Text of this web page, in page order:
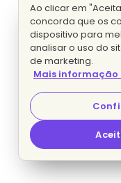
Ao clicar em
concorda que os
dispositivo para
analisar o uso do
de marketing.
Mais informação